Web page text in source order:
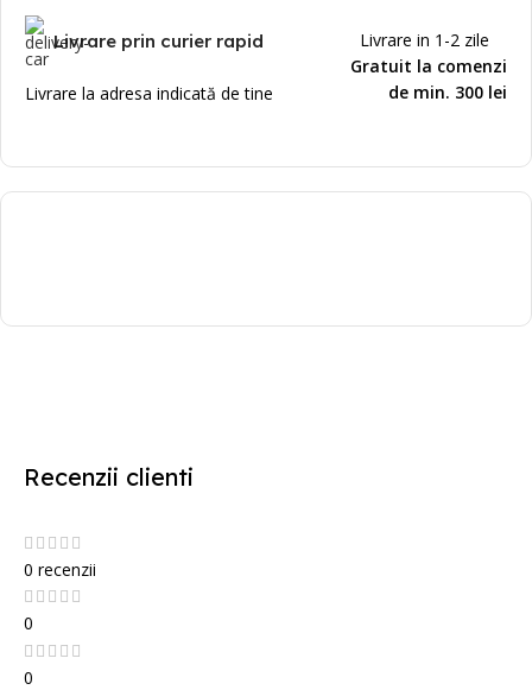
Livrare prin curier rapid
Livrare la adresa indicată de tine
Livrare in 1-2 zile
Gratuit la comenzi
de min. 300 lei
Recenzii clienti
0 recenzii
0
0